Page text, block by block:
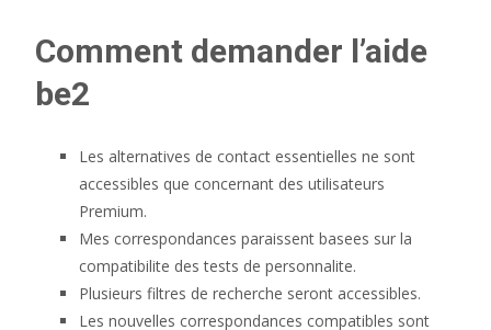
Comment demander l’aide
be2
Les alternatives de contact essentielles ne sont
accessibles que concernant des utilisateurs
Premium.
Mes correspondances paraissent basees sur la
compatibilite des tests de personnalite.
Plusieurs filtres de recherche seront accessibles.
Les nouvelles correspondances compatibles sont